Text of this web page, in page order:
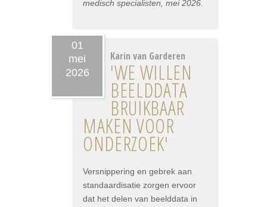
medisch specialisten, mei 2026.
01
mei
2026
Karin van Garderen
'WE WILLEN
BEELDDATA
BRUIKBAAR
MAKEN VOOR
ONDERZOEK'
Versnippering en gebrek aan
standaardisatie zorgen ervoor
dat het delen van beelddata in